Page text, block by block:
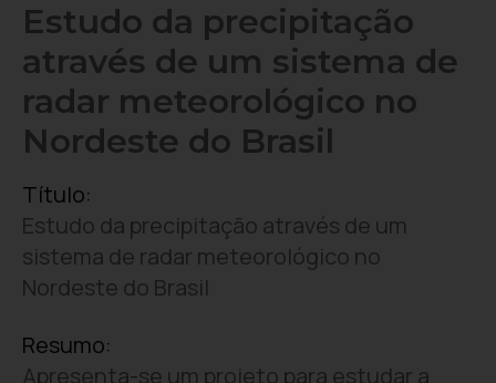
Estudo da precipitação
através de um sistema de
radar meteorológico no
Nordeste do Brasil
Título:
Estudo da precipitação através de um
sistema de radar meteorológico no
Nordeste do Brasil
Resumo:
Apresenta-se um projeto para estudar a